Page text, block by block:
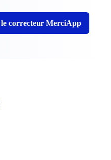
correcteur MerciApp